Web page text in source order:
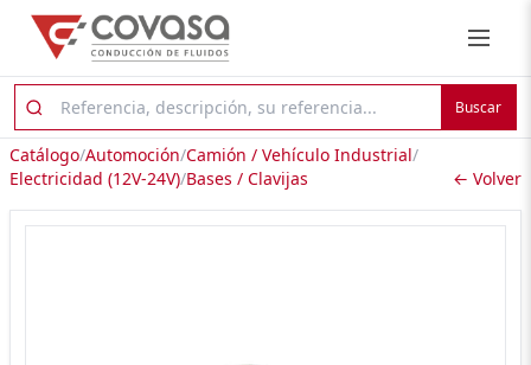
Buscar
Catálogo/Automoción/Camión / Vehículo Industrial/
Electricidad (12V-24V)/Bases / Clavijas ← Volver